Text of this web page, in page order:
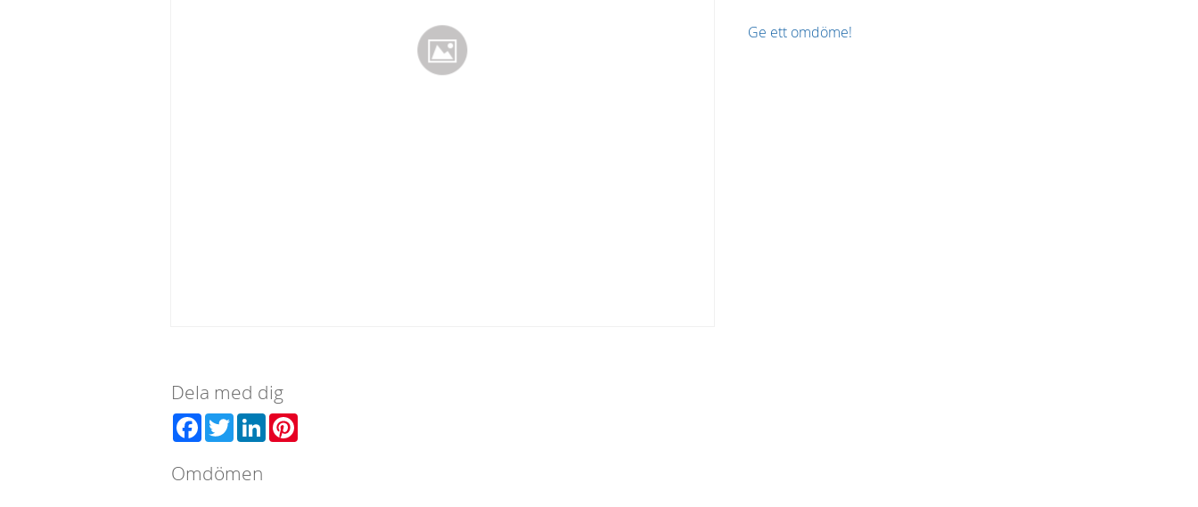
Ge ett omdöme!
Dela med dig
Facebook
TwitterLinkedIn
Omdömen